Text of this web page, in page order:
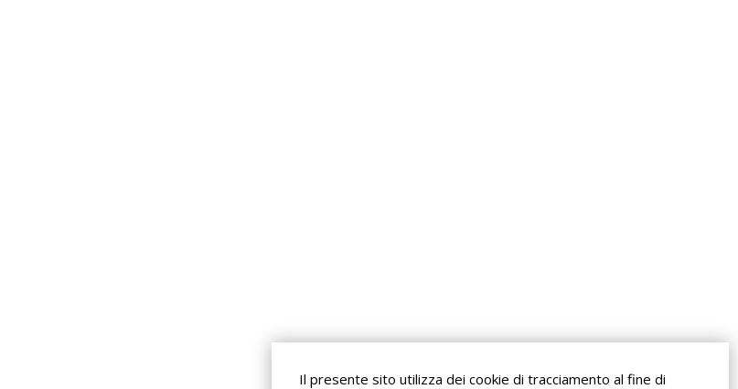
Il presente sito utilizza dei cookie di tracciamento al fine di